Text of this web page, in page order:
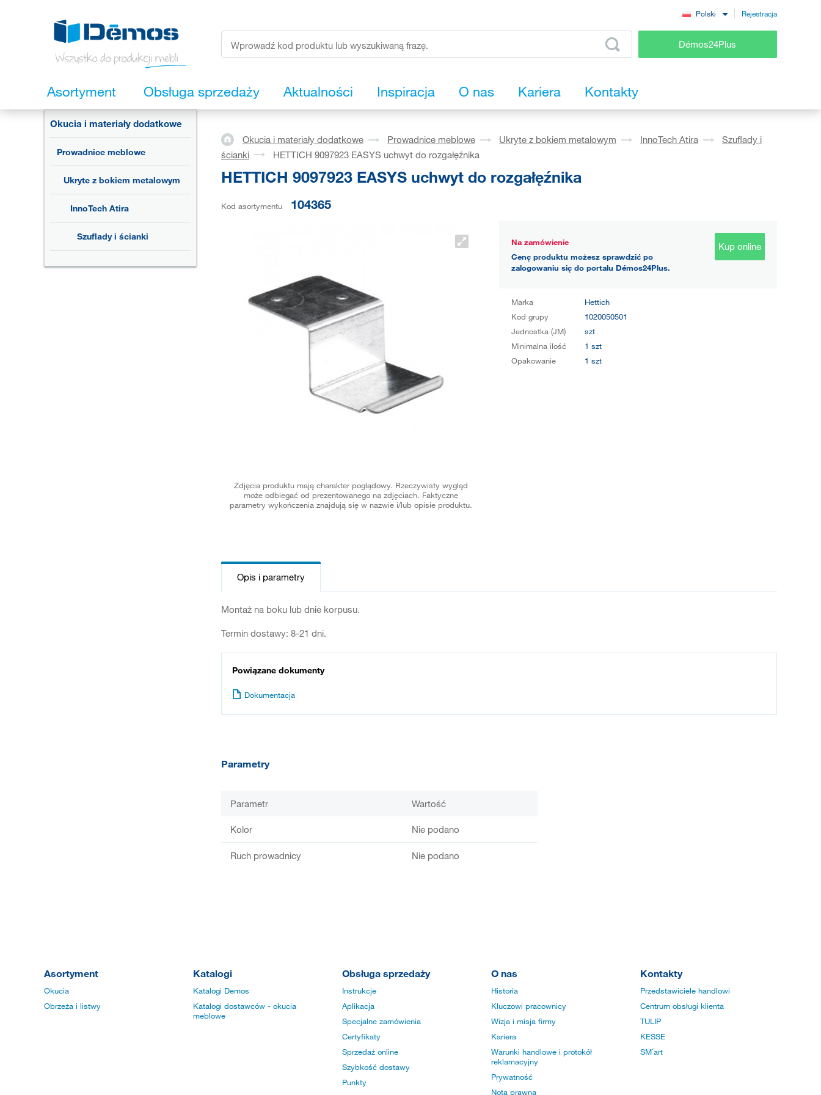
Polski Rejestracja
Démos24Plus
Asortyment Obsługa sprzedaży Aktualności Inspiracja O nas Kariera Kontakty
Okucia i materiały dodatkowe
Prowadnice meblowe
Ukryte z bokiem metalowym
InnoTech Atira
Szuflady i ścianki
Okucia i materiały dodatkowe Prowadnice meblowe Ukryte z bokiem metalowym InnoTech Atira
Szuflady i
ścianki
HETTICH 9097923 EASYS uchwyt do rozgałęźnika
HETTICH 9097923 EASYS uchwyt do rozgałęźnika
Kod asortymentu 104365
Zdjęcia produktu mają charakter poglądowy. Rzeczywisty wygląd
może odbiegać od prezentowanego na zdjęciach. Faktyczne
parametry wykończenia znajdują się w nazwie i/lub opisie produktu.
Na zamówienie
Cenę produktu możesz sprawdzić po
zalogowaniu się do portalu Démos24Plus.
Kup online
Marka
Hettich
Kod grupy
1020050501
Jednostka (JM)
szt
Minimalna ilość
1 szt
Opakowanie
1 szt
Opis i parametry
Montaż na boku lub dnie korpusu.
Termin dostawy: 8-21 dni.
Powiązane dokumenty
Dokumentacja
Parametry
Parametr Wartość
Kolor Nie podano
Ruch prowadnicy Nie podano
Asortyment
Okucia
Obrzeża i listwy
Katalogi
Katalogi Demos
Katalogi dostawców - okucia
meblowe
Obsługa sprzedaży
Instrukcje
Aplikacja
Specjalne zamówienia
Certyfikaty
Sprzedaż online
Szybkość dostawy
Punkty
O nas
Historia
Kluczowi pracownicy
Wizja i misja firmy
Kariera
Warunki handlowe i protokół
reklamacyjny
Prywatność
Nota prawna
Kontakty
Przedstawiciele handlowi
Centrum obsługi klienta
TULIP
KESSE
SM´art